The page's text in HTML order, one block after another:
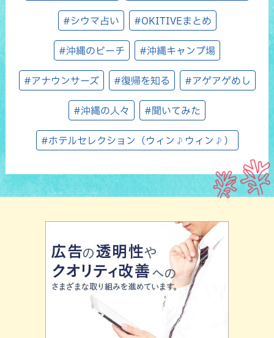
#シウマ占い #OKITIVEまとめ
#沖縄のビーチ #沖縄キャンプ場
#アナウンサーズ #復帰を知る #アゲアゲめし
#沖縄の人々 #聞いてみた
#ホテルセレクション（ウィン♪ウィン♪）